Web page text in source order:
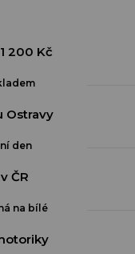
200 Kč
Ostravy
den
ČR
na bílé